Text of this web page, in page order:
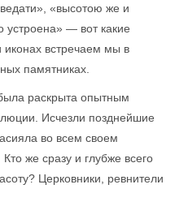
«высотою же и
устроена» — вот какие
иконах встречаем мы в
памятниках.
раскрыта опытным
Исчезли позднейшие
во всем своем
же сразу и глубже всего
Церковники, ревнители